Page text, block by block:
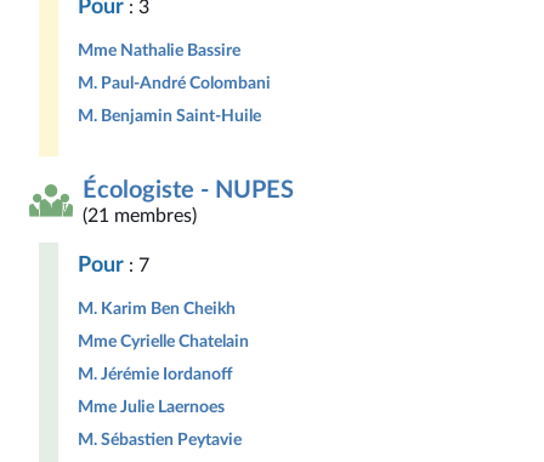
Pour : 3
Mme Nathalie Bassire
M. Paul-André Colombani
M. Benjamin Saint-Huile
Écologiste - NUPES
(21 membres)
Pour : 7
M. Karim Ben Cheikh
Mme Cyrielle Chatelain
M. Jérémie Iordanoff
Mme Julie Laernoes
M. Sébastien Peytavie